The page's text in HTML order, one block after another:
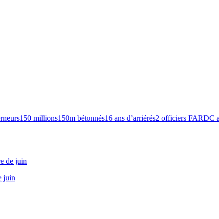
150 millions150m bétonnés16 ans d’arriérés2 officiers FARDC
de juin